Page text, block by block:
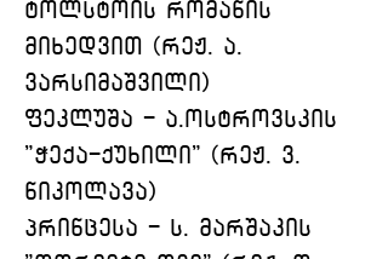
ტოლსტოის რომანის
მიხედვით (რეჟ. ა.
ვარსიმაშვილი)
ფეკლუშა - ა.ოსტროვსკის
"ჭექა-ქუხილი" (რეჟ. ვ.
ნიკოლავა)
პრინცესა - ს. მარშაკის